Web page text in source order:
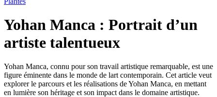
Yohan Manca : Portrait d’un
artiste talentueux
Yohan Manca, connu pour son travail artistique remarquable, est une
figure éminente dans le monde de lart contemporain. Cet article veut
explorer le parcours et les réalisations de Yohan Manca, en mettant
en lumière son héritage et son impact dans le domaine artistique.